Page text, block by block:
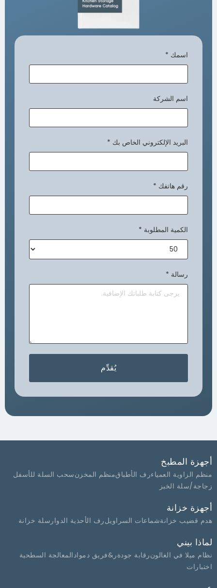
اسمك *
اسم الشركة
البريد الإلكتروني الخاص بك *
رقم هاتفك *
الكمية المطلوبة *
رسالة *
يُقدِّم
أجهزة المطبخ
منظم الزاوية العمياءرف الأطباقمنظم المخزنسحب السلة للأسفل
زجاجة/سلة الخبز
أجهزة خزانة
هدم قضيب خزانةشماعات السراويلرف الأحذية الدوار سلة خزانة
لماذا بيني
نظام ميلا في الغالونرقابة جودةر&فريق دموادالمعالجة السطحية
اختبارات